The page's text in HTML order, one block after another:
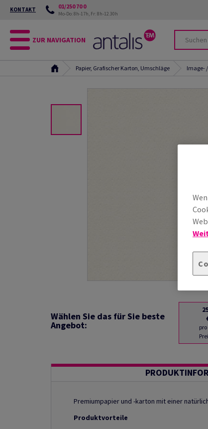
KONTAKT 01/250 70 0
Mo-Do: 8h-17h, Fr: 8h-12.30h
ZUR NAVIGATION
Papier, Grafischer Karton, Umschläge Image-
Wählen Sie das für Sie beste
Angebot:
Premiumpapier und -karton mit einer
Produktvorteile